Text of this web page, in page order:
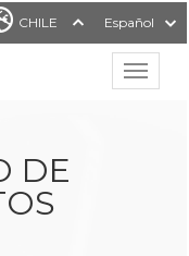
CHILE Español
DE